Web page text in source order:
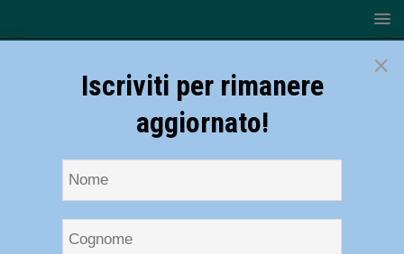
×
Iscriviti per rimanere
aggiornato!